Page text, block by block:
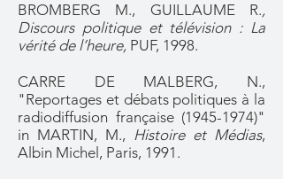
BROMBERG M., GUILLAUME R.,
Discours politique et télévision : La
vérité de l’heure, PUF, 1998.
CARRE DE MALBERG, N.,
"Reportages et débats politiques à la
radiodiffusion française (1945-1974)"
in MARTIN, M., Histoire et Médias,
Albin Michel, Paris, 1991.